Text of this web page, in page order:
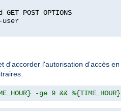
GET POST OPTIONS
d'accorder l'autorisation d'accès en
-ge 9 && %{TIME_HOUR} -